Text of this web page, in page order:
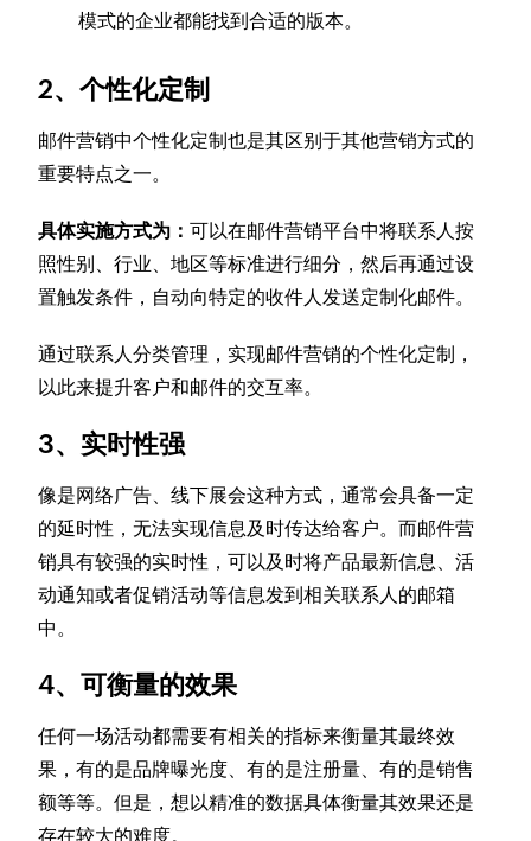
模式的企业都能找到合适的版本。
2、个性化定制
邮件营销中个性化定制也是其区别于其他营销方式的
重要特点之一。
具体实施方式为：可以在邮件营销平台中将联系人按
照性别、行业、地区等标准进行细分，然后再通过设
置触发条件，自动向特定的收件人发送定制化邮件。
通过联系人分类管理，实现邮件营销的个性化定制，
以此来提升客户和邮件的交互率。
3、实时性强
像是网络广告、线下展会这种方式，通常会具备一定
的延时性，无法实现信息及时传达给客户。而邮件营
销具有较强的实时性，可以及时将产品最新信息、活
动通知或者促销活动等信息发到相关联系人的邮箱
中。
4、可衡量的效果
任何一场活动都需要有相关的指标来衡量其最终效
果，有的是品牌曝光度、有的是注册量、有的是销售
额等等。但是，想以精准的数据具体衡量其效果还是
存在较大的难度。